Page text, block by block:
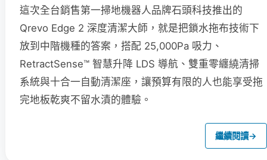
這次全台銷售第一掃地機器人品牌石頭科技推出的
Qrevo Edge 2 深度清潔大師，就是把鎖水拖布技術下
放到中階機種的答案，搭配 25,000Pa 吸力、
RetractSense™ 智慧升降 LDS 導航、雙重零纏繞清掃
系統與十合一自動清潔座，讓預算有限的人也能享受拖
完地板乾爽不留水漬的體驗。
繼續閱讀→